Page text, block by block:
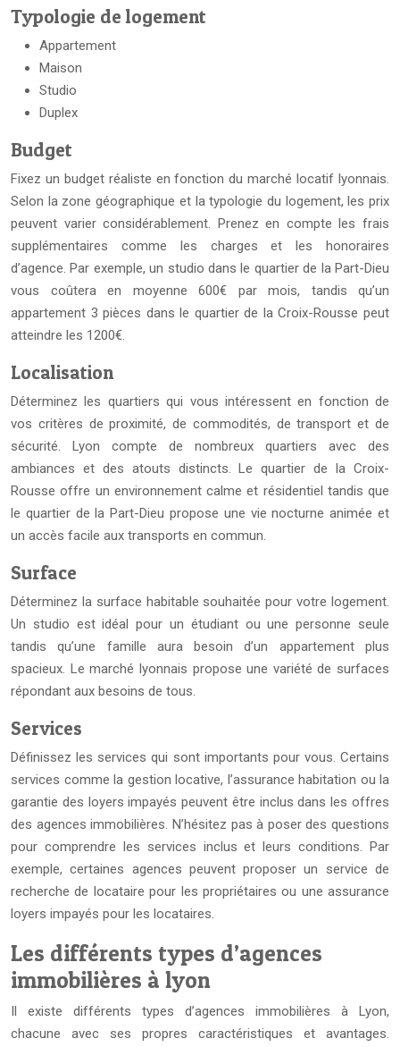
Typologie de logement
Appartement
Maison
Studio
Duplex
Budget
Fixez un budget réaliste en fonction du marché locatif lyonnais.
Selon la zone géographique et la typologie du logement, les prix
peuvent varier considérablement. Prenez en compte les frais
supplémentaires comme les charges et les honoraires
d’agence. Par exemple, un studio dans le quartier de la Part-Dieu
vous coûtera en moyenne 600€ par mois, tandis qu’un
appartement 3 pièces dans le quartier de la Croix-Rousse peut
atteindre les 1200€.
Localisation
Déterminez les quartiers qui vous intéressent en fonction de
vos critères de proximité, de commodités, de transport et de
sécurité. Lyon compte de nombreux quartiers avec des
ambiances et des atouts distincts. Le quartier de la Croix-
Rousse offre un environnement calme et résidentiel tandis que
le quartier de la Part-Dieu propose une vie nocturne animée et
un accès facile aux transports en commun.
Surface
Déterminez la surface habitable souhaitée pour votre logement.
Un studio est idéal pour un étudiant ou une personne seule
tandis qu’une famille aura besoin d’un appartement plus
spacieux. Le marché lyonnais propose une variété de surfaces
répondant aux besoins de tous.
Services
Définissez les services qui sont importants pour vous. Certains
services comme la gestion locative, l’assurance habitation ou la
garantie des loyers impayés peuvent être inclus dans les offres
des agences immobilières. N’hésitez pas à poser des questions
pour comprendre les services inclus et leurs conditions. Par
exemple, certaines agences peuvent proposer un service de
recherche de locataire pour les propriétaires ou une assurance
loyers impayés pour les locataires.
Les différents types d’agences
immobilières à lyon
Il existe différents types d’agences immobilières à Lyon,
chacune avec ses propres caractéristiques et avantages.